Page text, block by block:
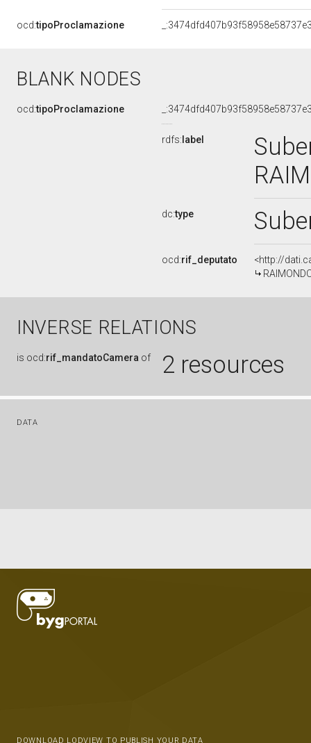
ocd:tipoProclamazione
BLANK NODES
ocd:tipoProclamazione
rdfs: label
dc:type
ocd:rif_deputato
<http://
INVERSE RELATIONS
is ocd:rif_mandatoCamera of 2 resources
DATA
DOWNLOAD LODVIEW TO PUBLISH YOUR DATA